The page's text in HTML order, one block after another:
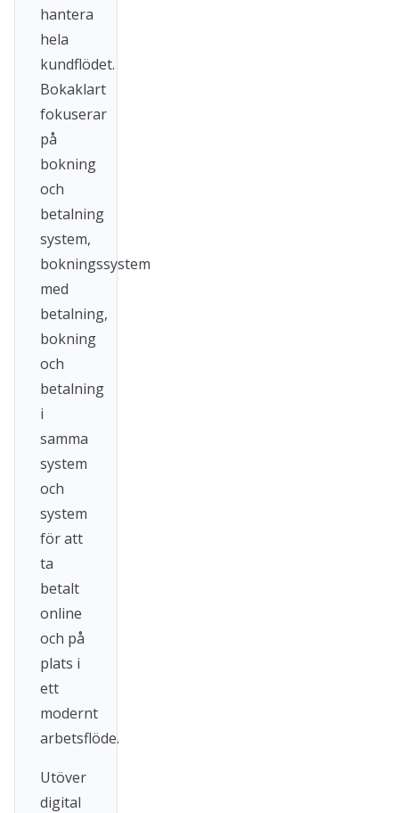
hantera
hela
kundflödet.
Bokaklart
fokuserar
på
bokning
och
betalning
system,
bokningssystem
med
betalning,
bokning
och
betalning
i
samma
system
och
system
för att
ta
betalt
online
och på
plats i
ett
modernt
arbetsflöde.
Utöver
digital